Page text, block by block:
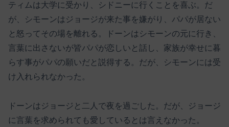
ティムは大学に受かり、シドニーに行くことを喜ぶ。だ
が、シモーンはジョージが来た事を嫌がり、パパが居ない
と怒ってその場を離れる。ドーンはシモーンの元に行き、
言葉に出さないが皆パパが恋しいと話し、家族が幸せに暮
らす事がパパの願いだと説得する。だが、シモーンには受
け入れられなかった。
ドーンはジョージと二人で夜を過ごした。だが、ジョージ
に言葉を求められても愛しているとは言えなかった。